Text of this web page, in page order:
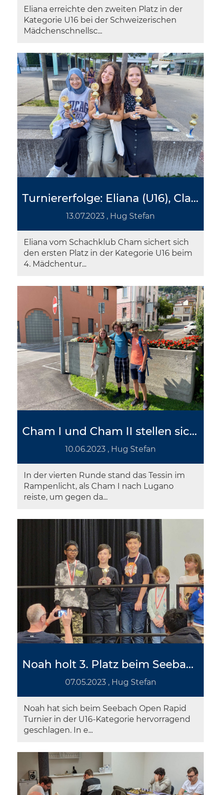
Eliana erreichte den zweiten Platz in der
Kategorie U16 bei der Schweizerischen
Mädchenschnellsc...
Turniererfolge: Eliana (U16), Clara (U14) und Nika (U12) brillieren beim Mädchenturnier in Oberägeri
13.07.2023 , Hug Stefan
Eliana vom Schachklub Cham sichert sich
den ersten Platz in der Kategorie U16 beim
4. Mädchentur...
Cham I und Cham II stellen sich tessinischen Herausforderungen
10.06.2023 , Hug Stefan
In der vierten Runde stand das Tessin im
Rampenlicht, als Cham I nach Lugano
reiste, um gegen da...
Noah holt 3. Platz beim Seebach Open U16
07.05.2023, Hug Stefan
Noah hat sich beim Seebach Open Rapid
Turnier in der U16-Kategorie hervorragend
geschlagen. In e...